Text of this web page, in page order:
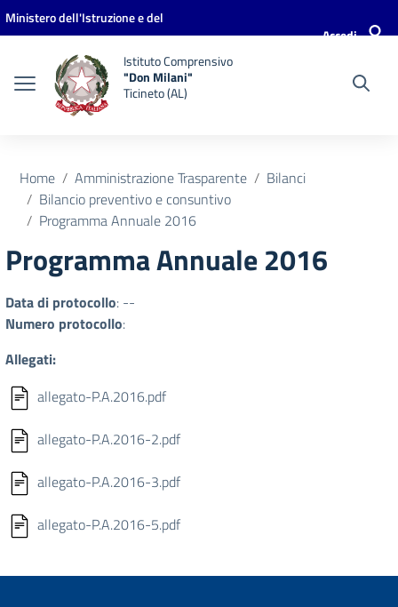
Vai ai contenuti
Vai al menu di navigazione
Vai al footer
Ministero dell'Istruzione e del
Accedi
Istituto Comprensivo
"Don Milani"
Ticineto (AL)
Home Amministrazione Trasparente
Bilanci
Bilancio preventivo e consuntivo
Programma Annuale 2016
Programma Annuale 2016
Data di protocollo: --
Numero protocollo:
Allegati:
allegato-P.A.2016.pdf
allegato-P.A.2016-2.pdf
allegato-P.A.2016-3.pdf
allegato-P.A.2016-5.pdf